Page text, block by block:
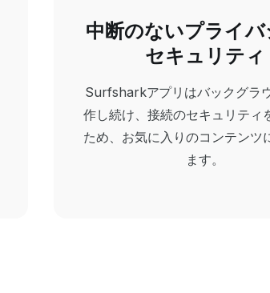
中断のないプライバ
セキュリティ
Surfsharkアプリはバックグラ
作し続け、接続のセキュリティ
ため、お気に入りのコンテンツ
ます。